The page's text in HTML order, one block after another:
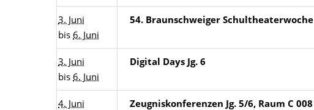
3. Juni
bis 6. Juni
54. Braunschweiger Schultheaterwoche
3. Juni
bis 6. Juni
Digital Days Jg. 6
4. Juni
Zeugniskonferenzen Jg. 5/6, Raum C 008